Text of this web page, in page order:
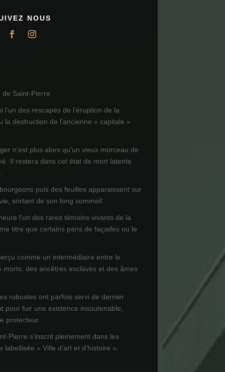
NOUS
Saint-Pierre.
l'un des rescapés de l’éruption de la
destruction de l’ancienne « capitale »
n'est plus alors qu'un vieux morceau de
Il restera dans cet état de mort latente
puis des feuilles apparaissent sur
sortant de son long sommeil.
l’un des rares témoins vivants de la
titre que certains pans de façades ou le
comme un intermédiaire entre le
des ancêtres esclaves et des âmes
robustes ont parfois servi de dernier
pour fuir une existence insoutenable,
protecteur.
Pierre s’inscrit pleinement dans les
« Ville d’art et d’histoire ».